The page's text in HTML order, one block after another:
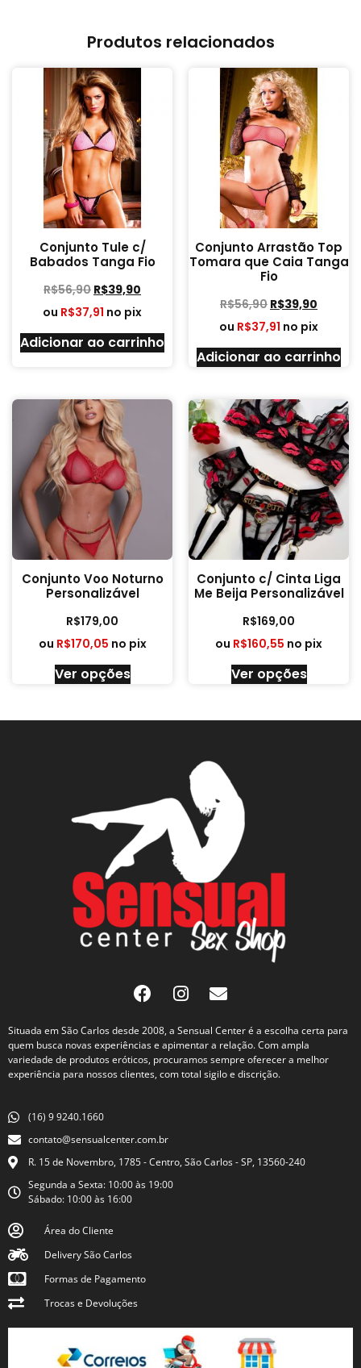
Produtos relacionados
Conjunto Tule c/
Babados Tanga Fio
R$56,90 R$39,90
ou R$37,91 no pix
Adicionar ao carrinho
Conjunto Arrastão Top
Tomara que Caia Tanga
Fio
R$56,90 R$39,90
ou R$37,91 no pix
Adicionar ao carrinho
Conjunto Voo Noturno
Personalizável
R$179,00
ou R$170,05 no pix
Ver opções
Conjunto c/ Cinta Liga
Me Beija Personalizável
R$169,00
ou R$160,55 no pix
Ver opções
Situada em São Carlos desde 2008, a Sensual Center é a escolha certa para
quem busca novas experiências e apimentar a relação. Com ampla
variedade de produtos eróticos, procuramos sempre oferecer a melhor
experiência para nossos clientes, com total sigilo e discrição.
(16) 9 9240.1660
contato@sensualcenter.com.br
R. 15 de Novembro, 1785 - Centro, São Carlos - SP, 13560-240
Segunda a Sexta: 10:00 às 19:00
Sábado: 10:00 às 16:00
Área do Cliente
Delivery São Carlos
Formas de Pagamento
Trocas e Devoluções